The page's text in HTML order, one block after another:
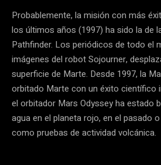
Probablemente, la misión con más
los últimos años (1997) ha sido la de
Pathfinder. Los periódicos de todo el
imágenes del robot Sojourner,
superficie de Marte. Desde 1997, la
orbitado Marte con un éxito científico
el orbitador Mars Odyssey ha estado
agua en el planeta rojo, en el pasado
como pruebas de actividad volcánica.